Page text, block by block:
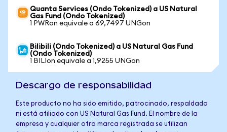
Quanta Services (Ondo Tokenized) a US Natural
Gas Fund (Ondo Tokenized)
1 PWRon equivale a 69,7497 UNGon
Bilibili (Ondo Tokenized) a US Natural Gas Fund
(Ondo Tokenized)
1 BILIon equivale a 1,9255 UNGon
Descargo de responsabilidad
Este producto no ha sido emitido, patrocinado, respaldado
ni está afiliado con US Natural Gas Fund. El nombre de la
empresa y cualquier otra marca registrada se utilizan